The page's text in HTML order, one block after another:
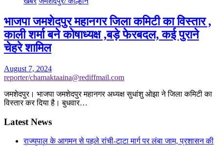
भाजपा जमशेदपुर महानगर जिला कमिटी का विस्तार ,
काली शर्मा बने कोषाध्यक्ष ,बड़े फेरबदल, कई पुराने
चेहरे शामिल
August 7, 2024
reporter/chamaktaaina@rediffmail.com
जमशेदपुर। भाजपा जमशेदपुर महानगर अध्यक्ष सुधांशु ओझा ने जिला कमिटी का
विस्तार कर दिया है। बुधवार…
Latest News
राज्यपाल के आगमन से पहले रांची-टाटा मार्ग पर लंबा जाम, प्रशासन की